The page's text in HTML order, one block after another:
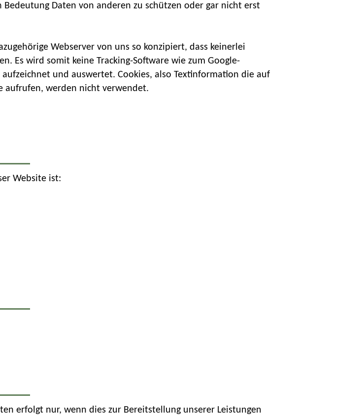
Daten von anderen zu schützen oder gar nicht erst
Webserver von uns so konzipiert, dass keinerlei
Es wird somit keine Tracking-Software wie zum Google-
und auswertet. Cookies, also Textinformation die auf
aufrufen, werden nicht verwendet.
Website ist:
erfolgt nur, wenn dies zur Bereitstellung unserer Leistungen